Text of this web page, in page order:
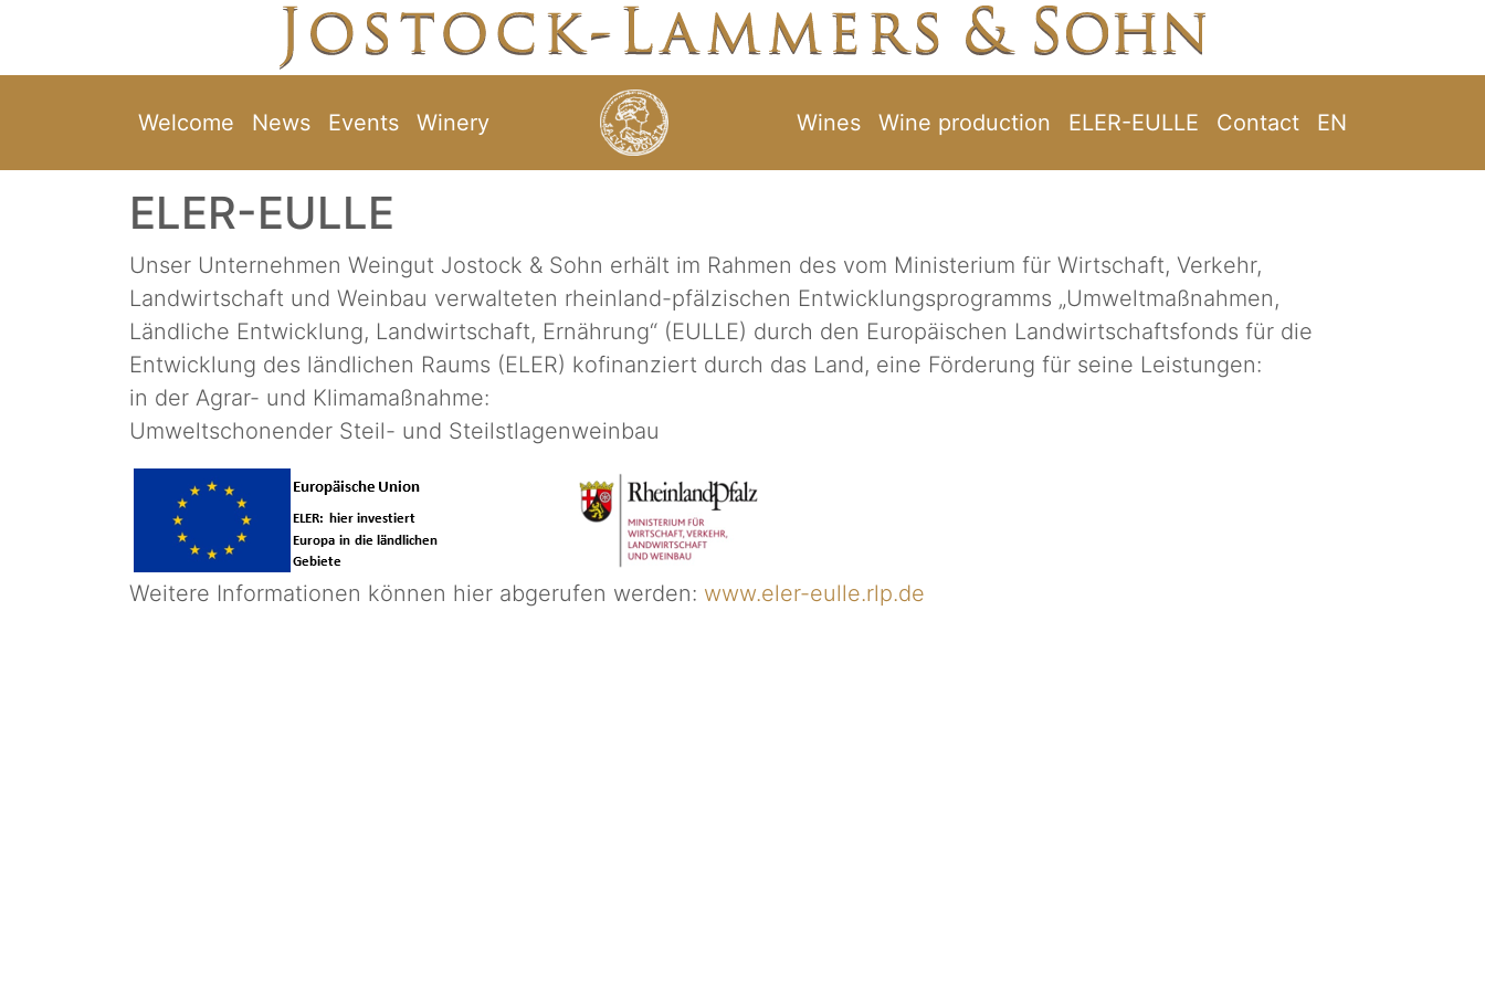
Welcome News Events Winery Wines Wine production ELER-EULLE Contact EN
ELER-EULLE
Unser Unternehmen Weingut Jostock & Sohn erhält im Rahmen des vom Ministerium für Wirtschaft, Verkehr,
Landwirtschaft und Weinbau verwalteten rheinland-pfälzischen Entwicklungsprogramms „Umweltmaßnahmen,
Ländliche Entwicklung, Landwirtschaft, Ernährung“ (EULLE) durch den Europäischen Landwirtschaftsfonds für die
Entwicklung des ländlichen Raums (ELER) kofinanziert durch das Land, eine Förderung für seine Leistungen:
in der Agrar- und Klimamaßnahme:
Umweltschonender Steil- und Steilstlagenweinbau
Weitere Informationen können hier abgerufen werden: www.eler-eulle.rlp.de